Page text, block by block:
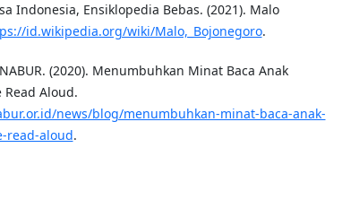
Indonesia, Ensiklopedia Bebas. (2021). Malo
id.wikipedia.org/wiki/Malo,_Bojonegoro.
(2020). Menumbuhkan Minat Baca Anak
Aloud.
news/blog/menumbuhkan-minat-baca-anak-
read-aloud.